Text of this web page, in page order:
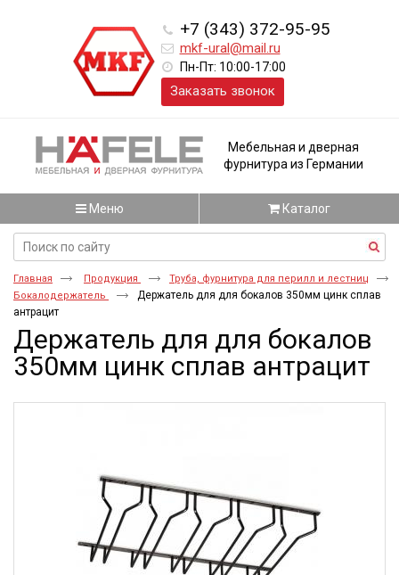
+7 (343) 372-95-95
mkf-ural@mail.ru
Пн-Пт: 10:00-17:00
Заказать звонок
Мебельная и дверная
фурнитура из Германии
Меню Каталог
Главная Продукция
Труба, фурнитура для перилл и лестниц
Бокалодержатель
Держатель для для бокалов 350мм цинк сплав
антрацит
Держатель для для бокалов
350мм цинк сплав антрацит